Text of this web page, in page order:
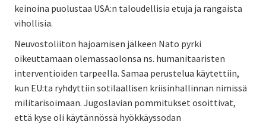
keinoina puolustaa USA:n taloudellisia etuja ja rangaista
vihollisia.
Neuvostoliiton hajoamisen jälkeen Nato pyrki
oikeuttamaan olemassaolonsa ns. humanitaaristen
interventioiden tarpeella. Samaa perustelua käytettiin,
kun EU:ta ryhdyttiin sotilaallisen kriisinhallinnan nimissä
militarisoimaan. Jugoslavian pommitukset osoittivat,
että kyse oli käytännössä hyökkäyssodan